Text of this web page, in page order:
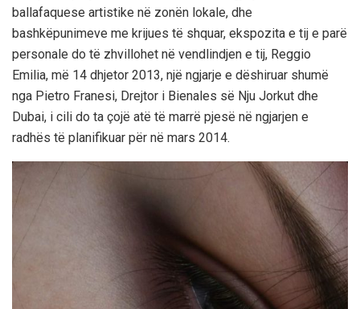
ballafaquese artistike në zonën lokale, dhe
bashkëpunimeve me krijues të shquar, ekspozita e tij e parë
personale do të zhvillohet në vendlindjen e tij, Reggio
Emilia, më 14 dhjetor 2013, një ngjarje e dëshiruar shumë
nga Pietro Franesi, Drejtor i Bienales së Nju Jorkut dhe
Dubai, i cili do ta çojë atë të marrë pjesë në ngjarjen e
radhës të planifikuar për në mars 2014.